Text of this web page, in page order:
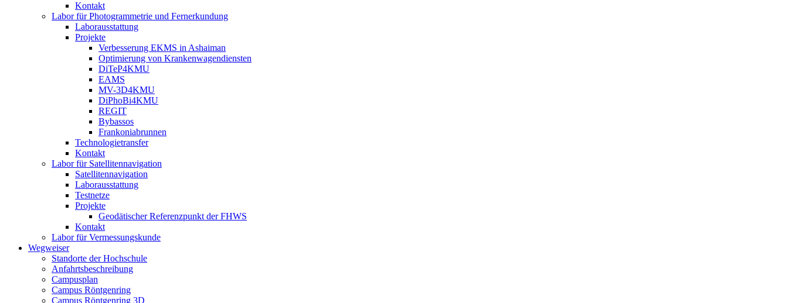
Kontakt
Labor für Photogrammetrie und Fernerkundung
Laborausstattung
Projekte
Verbesserung EKMS in Ashaiman
Optimierung von Krankenwagendiensten
DiTeP4KMU
EAMS
MV-3D4KMU
DiPhoBi4KMU
REGIT
Bybassos
Frankoniabrunnen
Technologietransfer
Kontakt
Labor für Satellitennavigation
Satellitennavigation
Laborausstattung
Testnetze
Projekte
Geodätischer Referenzpunkt der FHWS
Kontakt
Labor für Vermessungskunde
Wegweiser
Standorte der Hochschule
Anfahrtsbeschreibung
Campusplan
Campus Röntgenring
Campus Röntgenring 3D